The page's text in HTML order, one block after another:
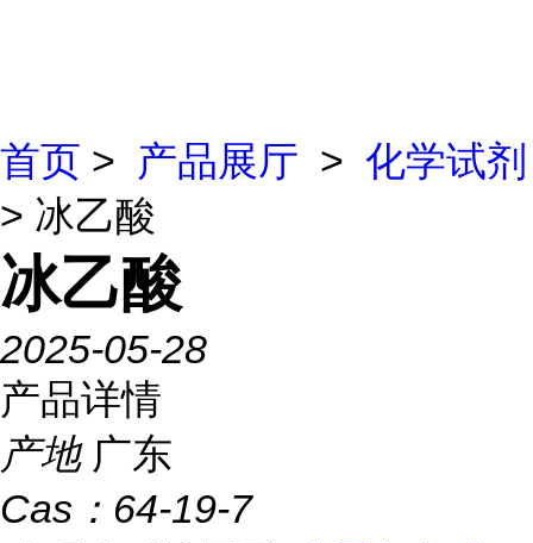
首页 > 产品展厅 > 化学试剂
> 冰乙酸
冰乙酸
2025-05-28
产品详情
产地 广东
Cas： 64-19-7